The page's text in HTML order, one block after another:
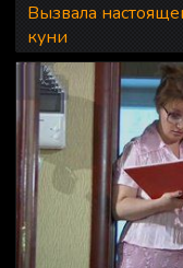
Вызвала
куни